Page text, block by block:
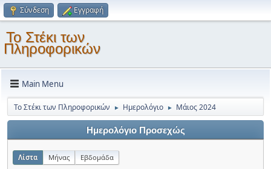
Σύνδεση Εγγραφή
Το Στέκι των
Πληροφορικών
Main Menu
Το Στέκι των Πληροφορικών ► Ημερολόγιο ► Μάιος 2024
Ημερολόγιο Προσεχώς
Λίστα Μήνας Εβδομάδα